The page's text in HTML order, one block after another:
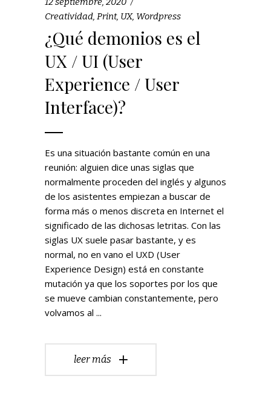
Creatividad Print, UX, Wordpress
¿Qué demonios es el
UX / UI (User
Experience / User
Interface)?
Es una situación bastante común en una
reunión: alguien dice unas siglas que
normalmente proceden del inglés y algunos
de los asistentes empiezan a buscar de
forma más o menos discreta en Internet el
significado de las dichosas letritas. Con las
siglas UX suele pasar bastante, y es
normal, no en vano el UXD (User
Experience Design) está en constante
mutación ya que los soportes por los que
se mueve cambian constantemente, pero
volvamos al
leer más